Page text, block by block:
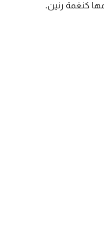
كنغمة رنين.